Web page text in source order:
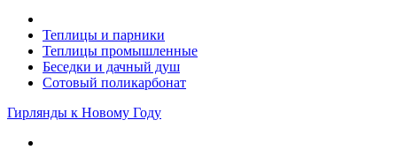
Теплицы и парники
Теплицы промышленные
Беседки и дачный душ
Сотовый поликарбонат
Гирлянды к Новому Году